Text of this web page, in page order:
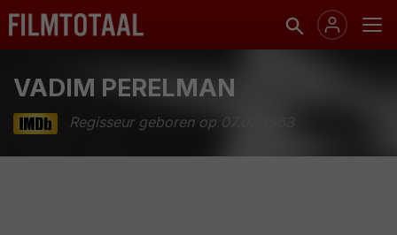
VADIM PERELMAN
Regisseur geboren op 07.02.1963